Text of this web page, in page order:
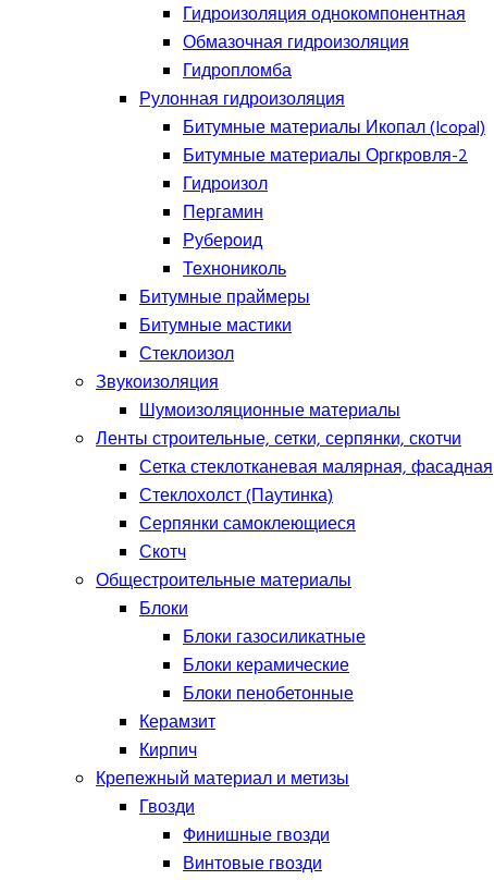
Гидроизоляция однокомпонентная
Обмазочная гидроизоляция
Гидропломба
Рулонная гидроизоляция
Битумные материалы Икопал (Icopal)
Битумные материалы Оргкровля-2
Гидроизол
Пергамин
Рубероид
Технониколь
Битумные праймеры
Битумные мастики
Стеклоизол
Звукоизоляция
Шумоизоляционные материалы
Ленты строительные, сетки, серпянки, скотчи
Сетка стеклотканевая малярная, фасадная
Стеклохолст (Паутинка)
Серпянки самоклеющиеся
Скотч
Общестроительные материалы
Блоки
Блоки газосиликатные
Блоки керамические
Блоки пенобетонные
Керамзит
Кирпич
Крепежный материал и метизы
Гвозди
Финишные гвозди
Винтовые гвозди